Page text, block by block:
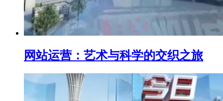
网站运营：艺术与科学的交织之旅